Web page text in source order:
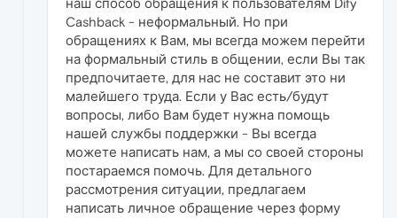
наш способ обращения к пользователям Dify
Cashback - неформальный. Но при
обращениях к Вам, мы всегда можем перейти
на формальный стиль в общении, если Вы так
предпочитаете, для нас не составит это ни
малейшего труда. Если у Вас есть/будут
вопросы, либо Вам будет нужна помощь
нашей службы поддержки - Вы всегда
можете написать нам, а мы со своей стороны
постараемся помочь. Для детального
рассмотрения ситуации, предлагаем
написать личное обращение через форму